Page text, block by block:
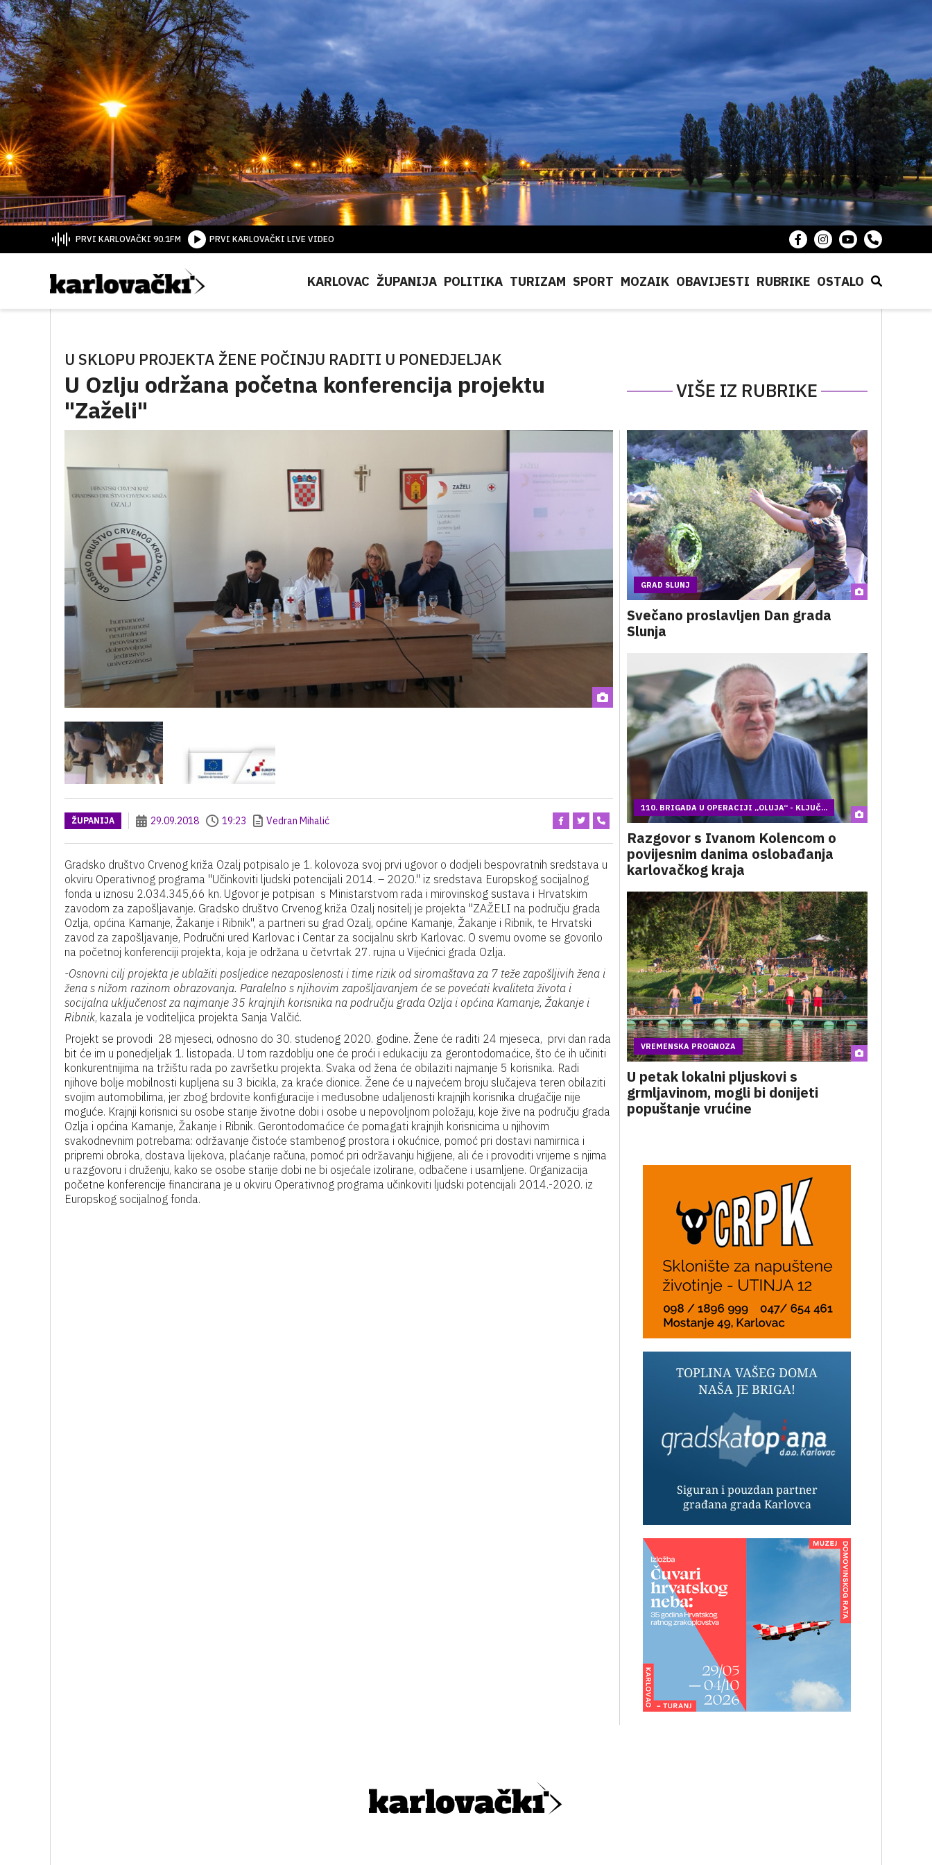
PRVI KARLOVAČKI 90.1FM PRVI KARLOVAČKI LIVE VIDEO
KARLOVAC ŽUPANIJA POLITIKA TURIZAM SPORT MOZAIK OBAVIJESTI RUBRIKE OSTALO
U SKLOPU PROJEKTA ŽENE POČINJU RADITI U PONEDJELJAK
U Ozlju održana početna konferencija projektu
"Zaželi"
VIŠE IZ RUBRIKE
ŽUPANIJA 29.09.2018 19:23 Vedran Mihalić
Gradsko društvo Crvenog križa Ozalj potpisalo je 1. kolovoza svoj prvi ugovor o dodjeli bespovratnih sredstava u
okviru Operativnog programa "Učinkoviti ljudski potencijali 2014. – 2020." iz sredstava Europskog socijalnog
fonda u iznosu 2.034.345,66 kn. Ugovor je potpisan s Ministarstvom rada i mirovinskog sustava i Hrvatskim
zavodom za zapošljavanje. Gradsko društvo Crvenog križa Ozalj nositelj je projekta "ZAŽELI na području grada
Ozlja, općina Kamanje, Žakanje i Ribnik", a partneri su grad Ozalj, općine Kamanje, Žakanje i Ribnik, te Hrvatski
zavod za zapošljavanje, Područni ured Karlovac i Centar za socijalnu skrb Karlovac. O svemu ovome se govorilo
na početnoj konferenciji projekta, koja je održana u četvrtak 27. rujna u Vijećnici grada Ozlja.
-Osnovni cilj projekta je ublažiti posljedice nezaposlenosti i time rizik od siromaštava za 7 teže zapošljivih žena i
žena s nižom razinom obrazovanja. Paralelno s njihovim zapošljavanjem će se povećati kvaliteta života i
socijalna uključenost za najmanje 35 krajnjih korisnika na području grada Ozlja i općina Kamanje, Žakanje i
Ribnik, kazala je voditeljica projekta Sanja Valčić.
Projekt se provodi 28 mjeseci, odnosno do 30. studenog 2020. godine. Žene će raditi 24 mjeseca, prvi dan rada
bit će im u ponedjeljak 1. listopada. U tom razdoblju one će proći i edukaciju za gerontodomaćice, što će ih učiniti
konkurentnijima na tržištu rada po završetku projekta. Svaka od žena će obilaziti najmanje 5 korisnika. Radi
njihove bolje mobilnosti kupljena su 3 bicikla, za kraće dionice. Žene će u najvećem broju slučajeva teren obilaziti
svojim automobilima, jer zbog brdovite konfiguracije i međusobne udaljenosti krajnjih korisnika drugačije nije
moguće. Krajnji korisnici su osobe starije životne dobi i osobe u nepovoljnom položaju, koje žive na području grada
Ozlja i općina Kamanje, Žakanje i Ribnik. Gerontodomaćice će pomagati krajnjih korisnicima u njihovim
svakodnevnim potrebama: održavanje čistoće stambenog prostora i okućnice, pomoć pri dostavi namirnica i
pripremi obroka, dostava lijekova, plaćanje računa, pomoć pri održavanju higijene, ali će i provoditi vrijeme s njima
u razgovoru i druženju, kako se osobe starije dobi ne bi osjećale izolirane, odbačene i usamljene. Organizacija
početne konferencije financirana je u okviru Operativnog programa učinkoviti ljudski potencijali 2014.-2020. iz
Europskog socijalnog fonda.
GRAD SLUNJ
Svečano proslavljen Dan grada
Slunja
110. BRIGADA U OPERACIJI „OLUJA“ - KLJUČ...
Razgovor s Ivanom Kolencom o
povijesnim danima oslobađanja
karlovačkog kraja
VREMENSKA PROGNOZA
U petak lokalni pljuskovi s
grmljavinom, mogli bi donijeti
popuštanje vrućine